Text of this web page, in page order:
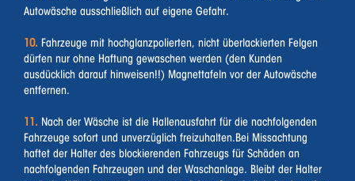
Autowäsche ausschließlich auf eigene Gefahr.
10. Fahrzeuge mit hochglanzpolierten, nicht überlackierten Felgen
dürfen nur ohne Haftung gewaschen werden (den Kunden
ausdücklich darauf hinweisen!!) Magnettafeln vor der Autowäsche
entfernen.
11. Nach der Wäsche ist die Hallenausfahrt für die nachfolgenden
Fahrzeuge sofort und unverzüglich freizuhalten.Bei Missachtung
haftet der Halter des blockierenden Fahrzeugs für Schäden an
nachfolgenden Fahrzeugen und der Waschanlage. Bleibt der Halter